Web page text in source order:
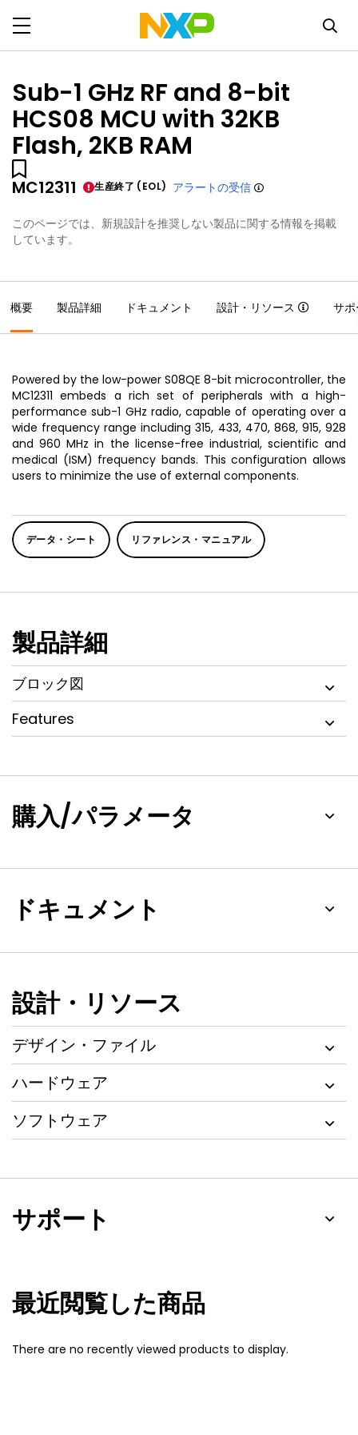
Sub-1 GHz RF and 8-bit
HCS08 MCU with 32KB
Flash, 2KB RAM
MC12311 生産終了 (EOL) アラートの受信
このページでは、新規設計を推奨しない製品に関する情報を掲載
しています。
概要 製品詳細 ドキュメント 設計・リソース サ
Powered by the low-power S08QE 8-bit microcontroller, the
MC12311 embeds a rich set of peripherals with a high-
performance sub-1 GHz radio, capable of operating over a
wide frequency range including 315, 433, 470, 868, 915, 928
and 960 MHz in the license-free industrial, scientific and
medical (ISM) frequency bands. This configuration allows
users to minimize the use of external components.
データ・シート リファレンス・マニュアル
製品詳細
ブロック図
Features
購入/パラメータ
ドキュメント
設計・リソース
デザイン・ファイル
ハードウェア
ソフトウェア
サポート
最近閲覧した商品
There are no recently viewed products to display.